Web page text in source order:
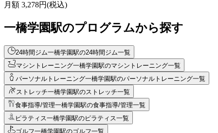
月額 3,278円(税込)
一橋学園駅のプログラムから探す
24時間ジム一橋学園駅の24時間ジム一覧
マシントレーニング一橋学園駅のマシントレーニング一覧
パーソナルトレーニング一橋学園駅のパーソナルトレーニング一覧
ストレッチ一橋学園駅のストレッチ一覧
食事指導/管理一橋学園駅の食事指導/管理一覧
ピラティス一橋学園駅のピラティス一覧
ゴルフ一橋学園駅のゴルフ一覧